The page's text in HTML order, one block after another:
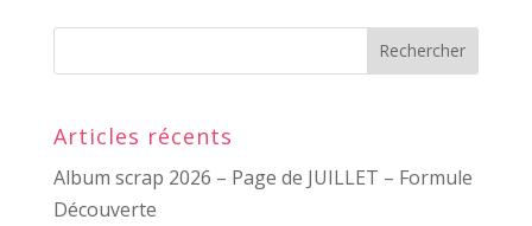
Articles récents
Album scrap 2026 – Page de JUILLET – Formule
Découverte